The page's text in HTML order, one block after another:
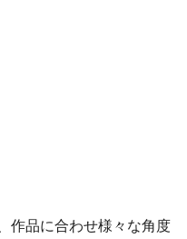
作品に合わせ様々な角度